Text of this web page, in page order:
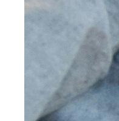
Heiligenhaus